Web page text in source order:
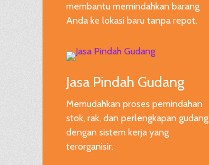
membantu memindahkan barang
Anda ke lokasi baru tanpa repot.
Jasa Pindah Gudang
Memudahkan proses pemindahan
stok, rak, dan perlengkapan gudang
dengan sistem kerja yang
terorganisir.